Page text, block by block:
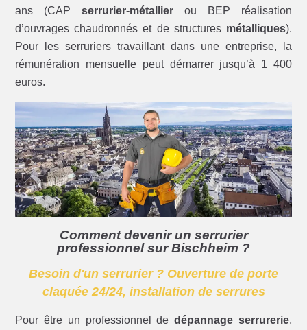
ans (CAPserrurier-métallier ou BEP réalisation
d’ouvrages chaudronnés et de structures métalliques).
Pour les serruriers travaillant dans une entreprise, la
rémunération mensuelle peut démarrer jusqu’à 1 400
euros.
Comment devenir un serrurier
professionnel sur Bischheim ?
Besoin d'un serrurier ? Ouverture de porte
claquée 24/24, installation de serrures
Pour être un professionnel de dépannage serrurerie,